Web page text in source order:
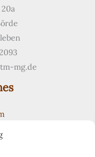
mg.de
(EU)